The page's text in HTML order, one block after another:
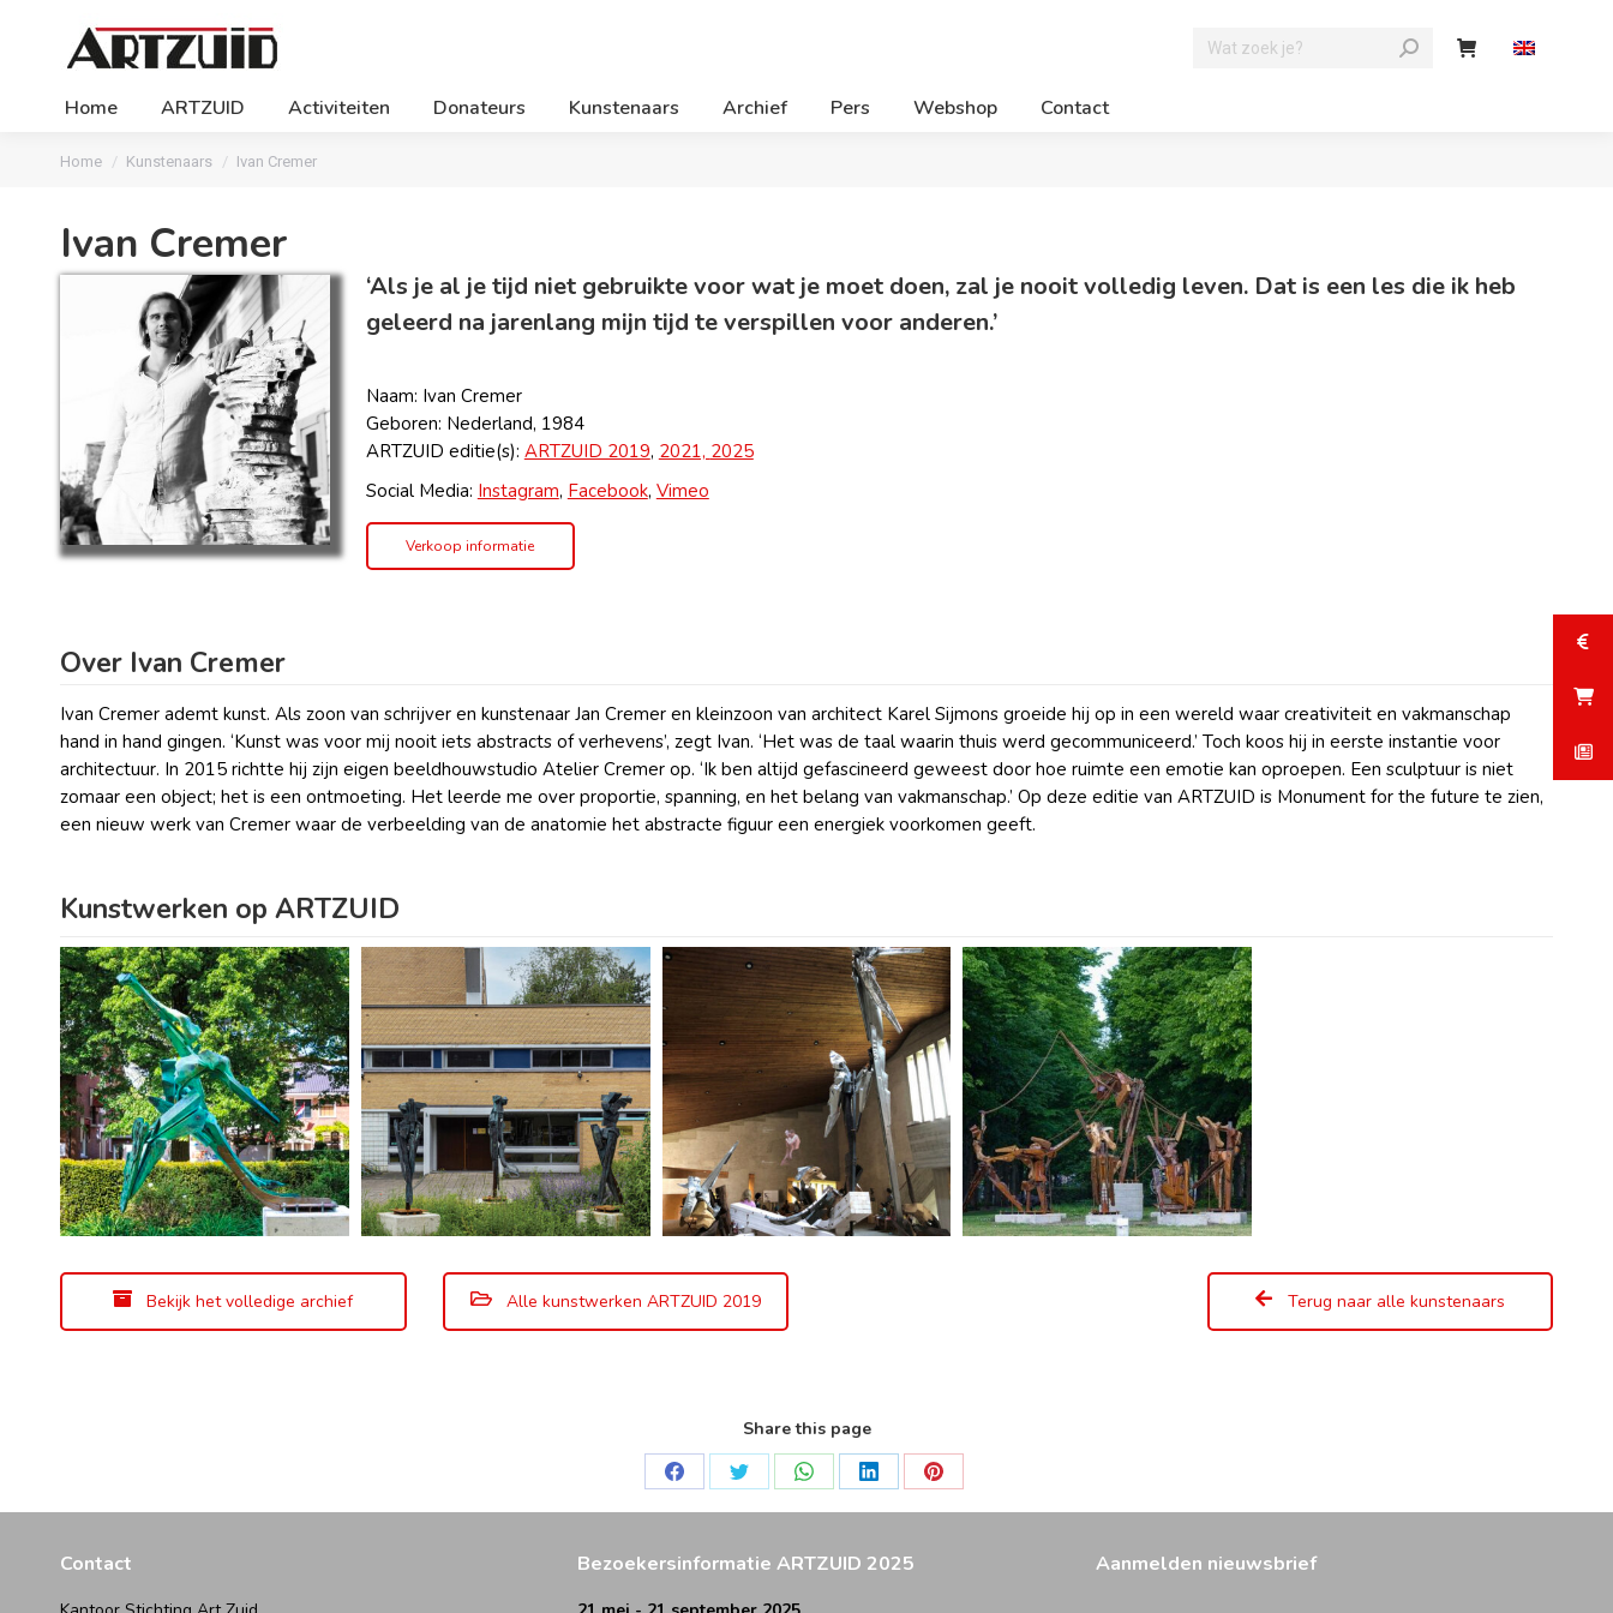
Home ARTZUID Activiteiten Donateurs Kunstenaars Archief Pers Webshop Contact
Je bent hier:
Home Kunstenaars Ivan Cremer
Ivan Cremer
‘Als je al je tijd niet gebruikte voor wat je moet doen, zal je nooit volledig leven. Dat is een les die ik heb
geleerd na jarenlang mijn tijd te verspillen voor anderen.’
Naam: Ivan Cremer
Geboren: Nederland, 1984
ARTZUID editie(s): ARTZUID 2019, 2021, 2025
Social Media: Instagram, Facebook, Vimeo
Verkoop informatie
Over Ivan Cremer
Ivan Cremer ademt kunst. Als zoon van schrijver en kunstenaar Jan Cremer en kleinzoon van architect Karel Sijmons groeide hij op in een wereld waar creativiteit en vakmanschap
hand in hand gingen. ‘Kunst was voor mij nooit iets abstracts of verhevens’, zegt Ivan. ‘Het was de taal waarin thuis werd gecommuniceerd.’ Toch koos hij in eerste instantie voor
architectuur. In 2015 richtte hij zijn eigen beeldhouwstudio Atelier Cremer op. ‘Ik ben altijd gefascineerd geweest door hoe ruimte een emotie kan oproepen. Een sculptuur is niet
zomaar een object; het is een ontmoeting. Het leerde me over proportie, spanning, en het belang van vakmanschap.’ Op deze editie van ARTZUID is Monument for the future te zien,
een nieuw werk van Cremer waar de verbeelding van de anatomie het abstracte figuur een energiek voorkomen geeft.
Kunstwerken op ARTZUID
Bekijk het volledige archief Alle kunstwerken ARTZUID 2019 Terug naar alle kunstenaars
Share this page
Deel
Facebook
Deel
Twitter
Deel
WhatsApp
Deel
LinkedIn
Deel
Contact Bezoekersinformatie ARTZUID 2025 Aanmelden nieuwsbrief